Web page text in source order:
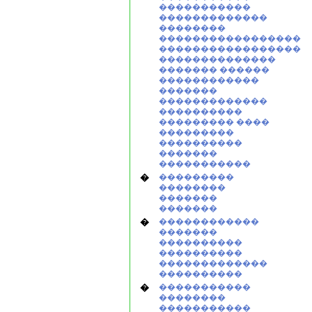
�����������
�������������
��������
�����������������
�����������������
��������������
������� ������
������������
�������
�������������
����������
��������� ����
���������
����������
�������
�����������
�
���������
��������
�������
�������
�
������������
�������
����������
����������
�������������
����������
�
�����������
��������
�����������